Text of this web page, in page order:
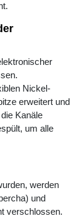
Nickel-
erweitert und
Kanäle
um alle
werden
und
verschlossen.